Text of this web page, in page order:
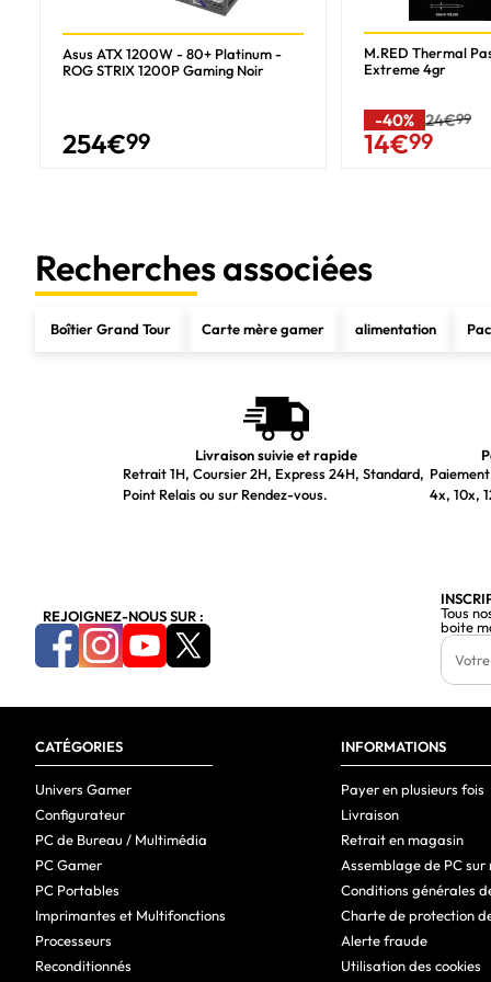
Quantité de ports de type C USB 3.2 Gen 2 (3.1 Gen 2)
Refroidissement
Ventilateurs latéraux maximaux
Ventilateurs arrières maximaux
Pris en charge des diamètres des ventilateurs arrières
Ventilateurs supérieurs maximaux
Ventilateurs inférieurs maximaux
Pris en charge des diamètres des ventilateurs inférieurs
Vitesse du ventilateur
Radiateur arrière installé
Tailles de ventilateur de radiateur inférieur pris en charge
Tailles des radiateurs arrière prises en charge
Radiateur supérieur installé
Tailles des radiateurs supérieurs prises en charge
Support de stockage
Tailles de disques durs supportées
Poids et dimensions
Profondeur
Asus ATX 1200W - 80+ Platinum -
ROG STRIX 1200P Gaming Noir
254€99
M.RED Thermal
Extreme 4gr
-40% 24€99
14€99
Recherches associées
Boîtier Grand Tour Carte mère gamer alimentation
Livraison suivie et rapide
Retrait 1H, Coursier 2H, Express 24H, Standard,
Point Relais ou sur Rendez-vous.
4x, 10x,
REJOIGNEZ-NOUS SUR :
Tous
boite
CATÉGORIES
Univers Gamer
Configurateur
PC de Bureau / Multimédia
PC Gamer
PC Portables
Imprimantes et Multifonctions
Processeurs
Reconditionnés
INFORMATIONS
Payer en plusieurs fois
Livraison
Retrait en magasin
Assemblage de PC sur
Conditions générales
Charte de protection
Alerte fraude
Utilisation des cookies